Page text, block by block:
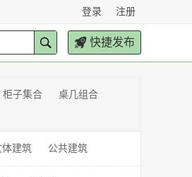
登录 注册
快捷发布
柜子集合
桌几组合
体建筑 公共建筑